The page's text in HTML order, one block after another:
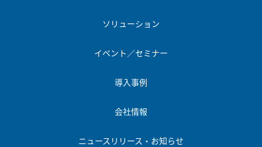
ソリューション
イベント／セミナー
導入事例
会社情報
ニュースリリース・お知らせ